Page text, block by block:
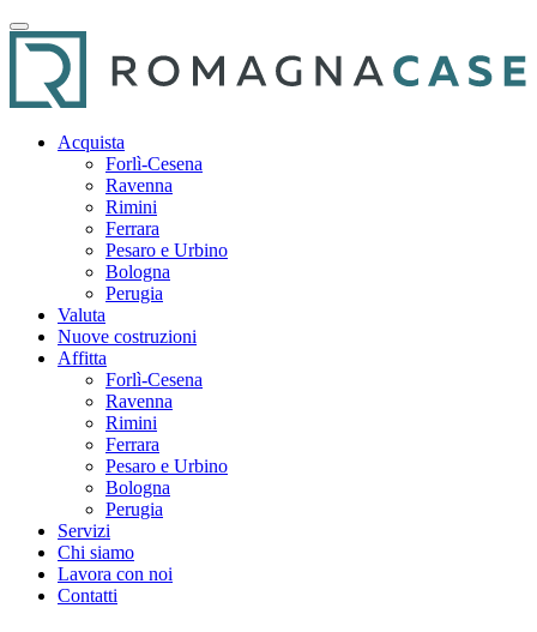
Acquista
Forlì-Cesena
Ravenna
Rimini
Ferrara
Pesaro e Urbino
Bologna
Perugia
Valuta
Nuove costruzioni
Affitta
Forlì-Cesena
Ravenna
Rimini
Ferrara
Pesaro e Urbino
Bologna
Perugia
Servizi
Chi siamo
Lavora con noi
Contatti